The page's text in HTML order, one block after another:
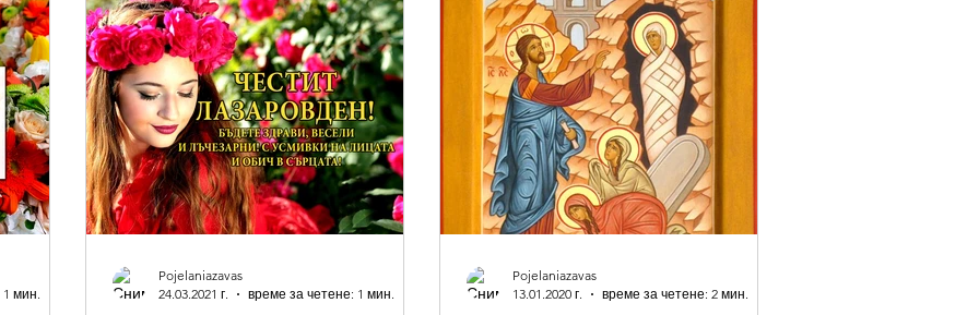
Цитати Трети Март 8-ми Март Свети Герасим Красимир - Имен ден
- Младен/а Имен ден - Галя и Галин Имен ден - Алеко
Тодоровден Първа Пролет Имен ден - Лидия Имен ден - Захари
Габриел Имен ден - Албена, Боян, Иларион Имен ден - Аврам
мин.
Pojelaniazavas
24.03.2021 г.
време за четене: 1 мин.
Pojelaniazavas
13.01.2020 г.
време за четене: 2 мин.